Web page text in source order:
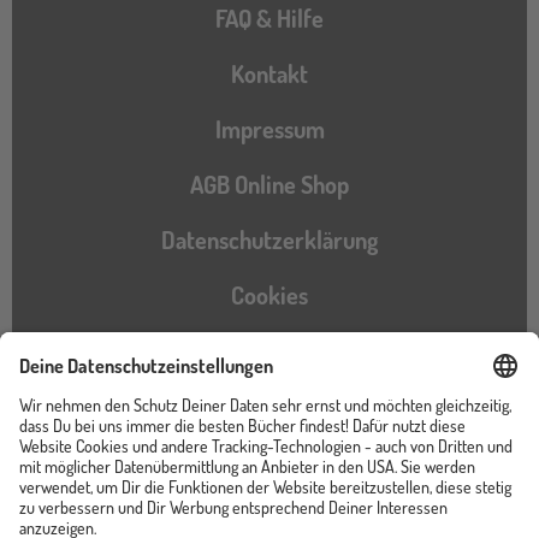
FAQ & Hilfe
Kontakt
Impressum
AGB Online Shop
Datenschutzerklärung
Cookies
Barrierefreiheitserklärung
Instagram
TikTokPinterestYouTubeFacebook